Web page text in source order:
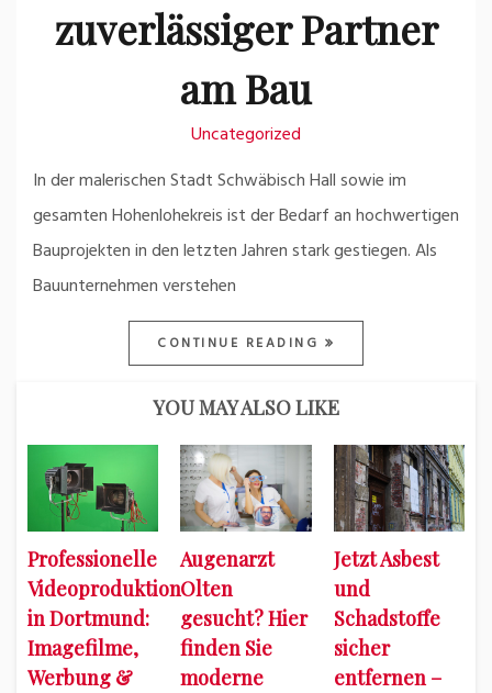
zuverlässiger Partner
am Bau
Uncategorized
In der malerischen Stadt Schwäbisch Hall sowie im
gesamten Hohenlohekreis ist der Bedarf an hochwertigen
Bauprojekten in den letzten Jahren stark gestiegen. Als
Bauunternehmen verstehen
CONTINUE READING
YOU MAY ALSO LIKE
Professionelle
Videoproduktion
in Dortmund:
Imagefilme,
Werbung &
Augenarzt
Olten
gesucht? Hier
finden Sie
moderne
Jetzt Asbest
und
Schadstoffe
sicher
entfernen –